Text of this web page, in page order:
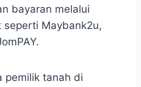
bayaran melalui
seperti Maybank2u,
pemilik tanah di